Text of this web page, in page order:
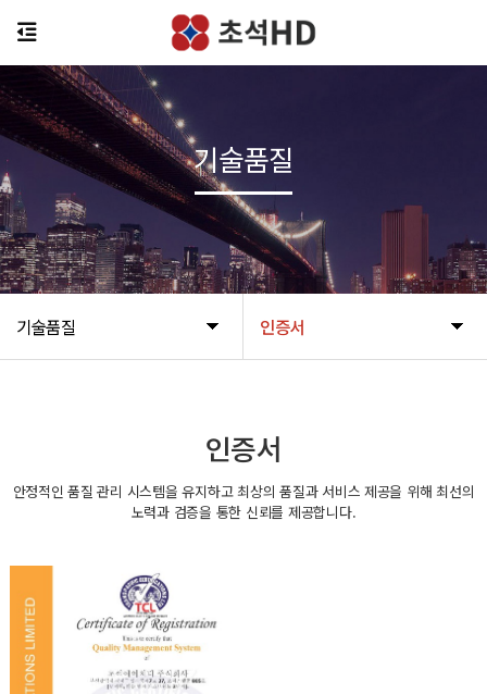
기술품질 인증서
기술품질
인증서
안정적인 품질 관리 시스템을 유지하고 최상의 품질과 서비스 제공을 위해 최선의
노력과 검증을 통한 신뢰를 제공합니다.